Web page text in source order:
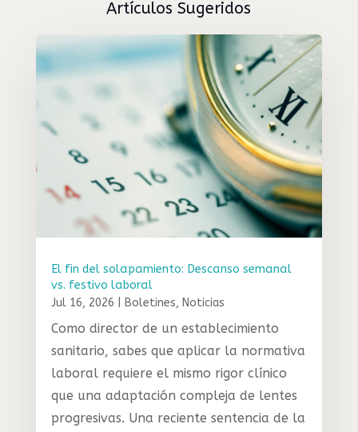
Artículos Sugeridos
El fin del solapamiento: Descanso semanal
vs. festivo laboral
Jul 16, 2026
Boletines, Noticias
Como director de un establecimiento
sanitario, sabes que aplicar la normativa
laboral requiere el mismo rigor clínico
que una adaptación compleja de lentes
progresivas. Una reciente sentencia de la